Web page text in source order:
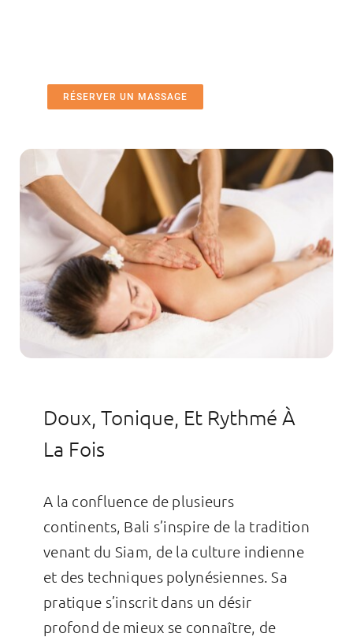
RÉSERVER UN MASSAGE
Doux, Tonique, Et Rythmé À
La Fois
A la confluence de plusieurs
continents, Bali s’inspire de la tradition
venant du Siam, de la culture indienne
et des techniques polynésiennes. Sa
pratique s’inscrit dans un désir
profond de mieux se connaître, de